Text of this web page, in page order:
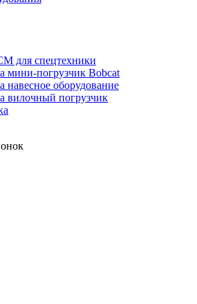
для спецтехники
мини-погрузчик Bobcat
навесное оборудование
вилочный погрузчик